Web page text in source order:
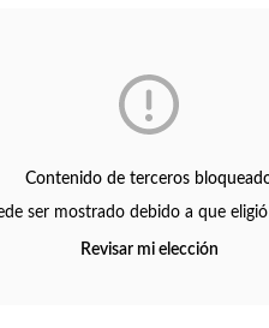
Contenido de terceros
ser mostrado debido a que
Revisar mi elección